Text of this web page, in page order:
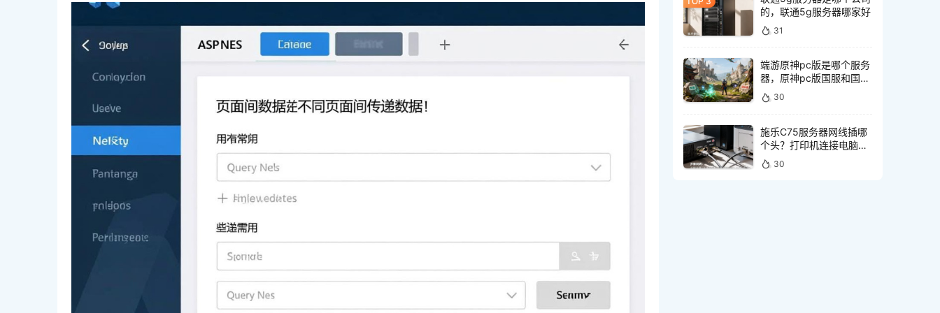
的，联通5g服务器哪家好
31
端游原神pc版是哪个服务
器，原神pc版国服和国际
服有什么区别
30
施乐C75服务器网线插哪
个头？打印机连接电脑网
线接口怎么选
30